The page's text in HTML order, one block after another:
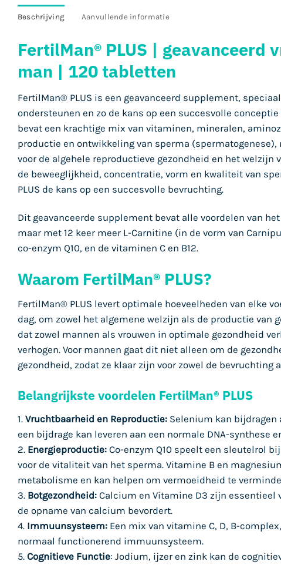
Beschrijving Aanvullende informatie
FertilMan® PLUS |
man | 120 tabletten
FertilMan® PLUS is een geavanceerd supplement,
ondersteunen en zo de kans op een succesvolle
bevat een krachtige mix van vitaminen, mineralen,
productie en ontwikkeling van sperma
voor de algehele reproductieve gezondheid en het
de beweeglijkheid, concentratie, vorm en kwaliteit van
PLUS de kans op een succesvolle bevruchting.
Dit geavanceerde supplement bevat alle voordelen van
maar met 12 keer meer L-Carnitine (in de vorm van
co-enzym Q10, en de vitaminen C en B12.
Waarom FertilMan® PLUS?
FertilMan® PLUS levert optimale hoeveelheden van elke
dag, om zowel het algemene welzijn als de productie van
dat zowel mannen als vrouwen in optimale gezondheid
verhogen. Voor mannen gaat dit niet alleen om de
gezondheid, zodat ze klaar zijn voor zowel de bevruchting
Belangrijkste voordelen FertilMan® PLUS
1. Vruchtbaarheid en Reproductie:Selenium kan bijdragen
een bijdrage kan leveren aan een normale DNA-synthese
2. Energieproductie:Co-enzym Q10 speelt een sleutelrol
voor de vitaliteit van het sperma. Vitamine B en
metabolisme en kan helpen om vermoeidheid te
3. Botgezondheid:Calcium en Vitamine D3 zijn essentieel
de opname van calcium bevordert.
4. Immuunsysteem:Een mix van vitamine C, D, B-
normaal functionerend immuunsysteem.
5. Cognitieve Functie: Jodium, ijzer en zink kan de